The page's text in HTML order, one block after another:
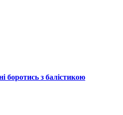
боротись з балістикою